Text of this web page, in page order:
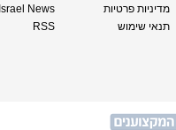
מדיניות פרטיות
תנאי שימוש
Israel News
RSS